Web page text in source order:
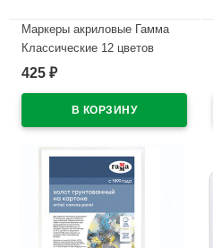
Маркеры акриловые Гамма
Классические 12 цветов
двусторонние пластиковый
425 ₽